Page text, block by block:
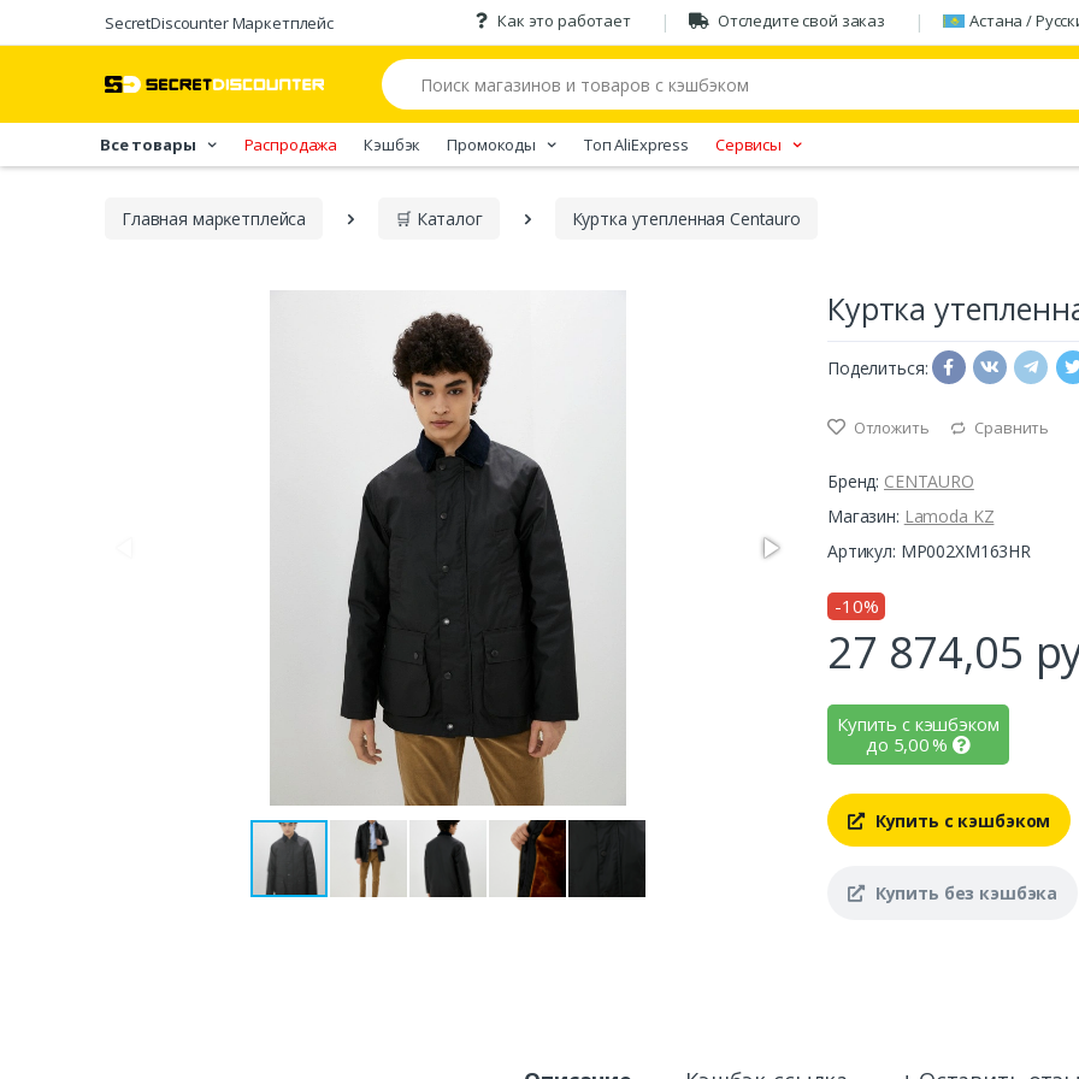
SecretDiscounter Маркетплейс Как это работает Отследите свой заказ Астана /
Все товары Распродажа Кэшбэк Промокоды Tоп AliExpress Сервисы
Главная марĸетплейса 🛒 Каталог Куртка утепленная Centauro
Куртка
Поделиться:
Отложить Сравнить
Бренд: CENTAURO
Магазин: Lamoda KZ
Артикул: MP002XM163HR
-10%
27 874,05
Купить с кэшбэком
до 5,00%
Купить с кэшбэком
Купить без кэшбэка